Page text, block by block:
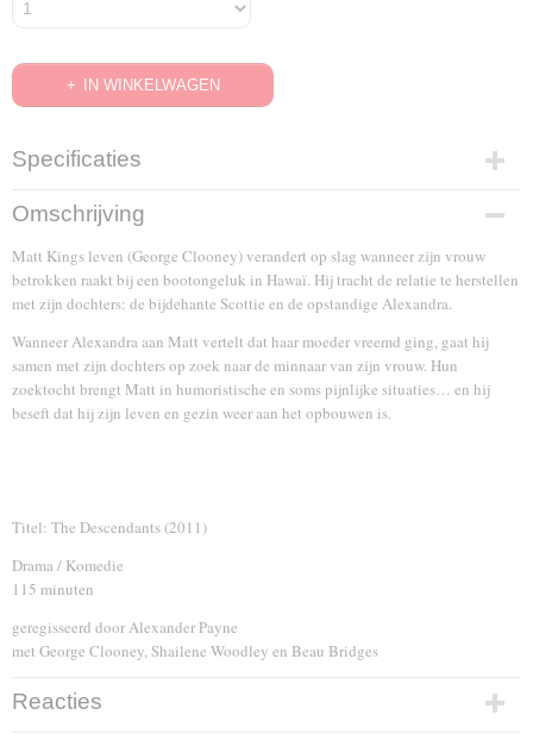
IN WINKELWAGEN
Specificaties
EAN code
8712626088028
Omschrijving
Matt Kings leven (George Clooney) verandert op slag wanneer zijn vrouw
betrokken raakt bij een bootongeluk in Hawaï. Hij tracht de relatie te herstellen
met zijn dochters: de bijdehante Scottie en de opstandige Alexandra.
Wanneer Alexandra aan Matt vertelt dat haar moeder vreemd ging, gaat hij
samen met zijn dochters op zoek naar de minnaar van zijn vrouw. Hun
zoektocht brengt Matt in humoristische en soms pijnlijke situaties… en hij
beseft dat hij zijn leven en gezin weer aan het opbouwen is.
Titel: The Descendants (2011)
Drama / Komedie
115 minuten
geregisseerd door Alexander Payne
met George Clooney, Shailene Woodley en Beau Bridges
Reacties